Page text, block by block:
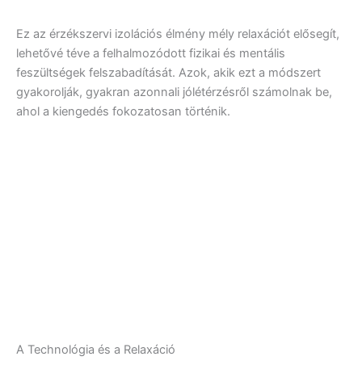
Ez az érzékszervi izolációs élmény mély relaxációt elősegít,
lehetővé téve a felhalmozódott fizikai és mentális
feszültségek felszabadítását. Azok, akik ezt a módszert
gyakorolják, gyakran azonnali jólétérzésről számolnak be,
ahol a kiengedés fokozatosan történik.
A Technológia és a Relaxáció